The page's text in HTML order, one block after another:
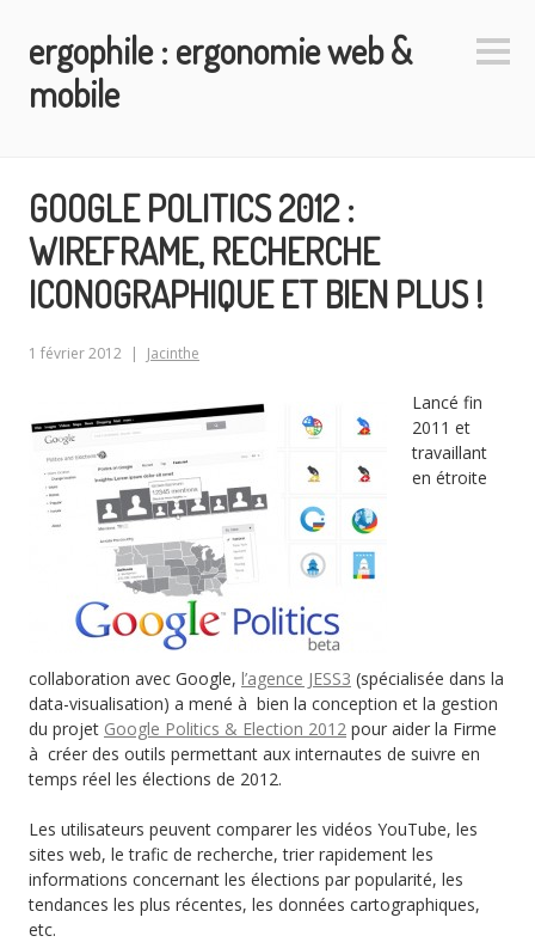
contenu
principal
ergophile : ergonomie web &
mobile
GOOGLE POLITICS 2012 :
WIREFRAME, RECHERCHE
ICONOGRAPHIQUE ET BIEN PLUS !
1 février 2012 Jacinthe
Lancé fin
2011 et
travaillant
en étroite
collaboration avec Google, l’agence JESS3 (spécialisée dans la
data-visualisation) a mené à bien la conception et la gestion
du projet Google Politics & Election 2012 pour aider la Firme
à créer des outils permettant aux internautes de suivre en
temps réel les élections de 2012.
Les utilisateurs peuvent comparer les vidéos YouTube, les
sites web, le trafic de recherche, trier rapidement les
informations concernant les élections par popularité, les
tendances les plus récentes, les données cartographiques,
etc.